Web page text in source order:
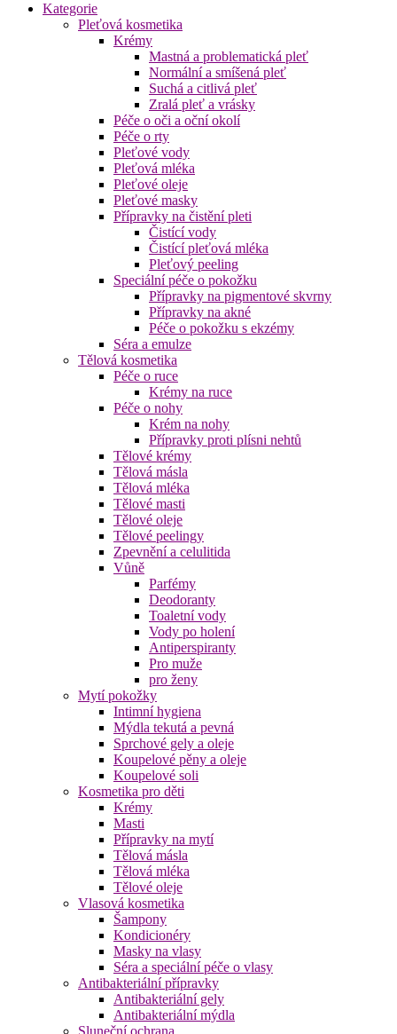
Kategorie
Pleťová kosmetika
Krémy
Mastná a problematická pleť
Normální a smíšená pleť
Suchá a citlivá pleť
Zralá pleť a vrásky
Péče o oči a oční okolí
Péče o rty
Pleťové vody
Pleťová mléka
Pleťové oleje
Pleťové masky
Přípravky na čistění pleti
Čistící vody
Čistící pleťová mléka
Pleťový peeling
Speciální péče o pokožku
Přípravky na pigmentové skvrny
Přípravky na akné
Péče o pokožku s ekzémy
Séra a emulze
Tělová kosmetika
Péče o ruce
Krémy na ruce
Péče o nohy
Krém na nohy
Přípravky proti plísni nehtů
Tělové krémy
Tělová másla
Tělová mléka
Tělové masti
Tělové oleje
Tělové peelingy
Zpevnění a celulitida
Vůně
Parfémy
Deodoranty
Toaletní vody
Vody po holení
Antiperspiranty
Pro muže
pro ženy
Mytí pokožky
Intimní hygiena
Mýdla tekutá a pevná
Sprchové gely a oleje
Koupelové pěny a oleje
Koupelové soli
Kosmetika pro děti
Krémy
Masti
Přípravky na mytí
Tělová másla
Tělová mléka
Tělové oleje
Vlasová kosmetika
Šampony
Kondicionéry
Masky na vlasy
Séra a speciální péče o vlasy
Antibakteriální přípravky
Antibakteriální gely
Antibakteriální mýdla